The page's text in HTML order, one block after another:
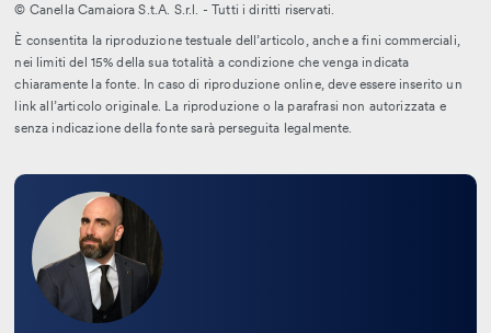
© Canella Camaiora S.t.A. S.r.l. - Tutti i diritti riservati.
È consentita la riproduzione testuale dell’articolo, anche a fini commerciali,
nei limiti del 15% della sua totalità a condizione che venga indicata
chiaramente la fonte. In caso di riproduzione online, deve essere inserito un
link all’articolo originale. La riproduzione o la parafrasi non autorizzata e
senza indicazione della fonte sarà perseguita legalmente.
Leggi
bio